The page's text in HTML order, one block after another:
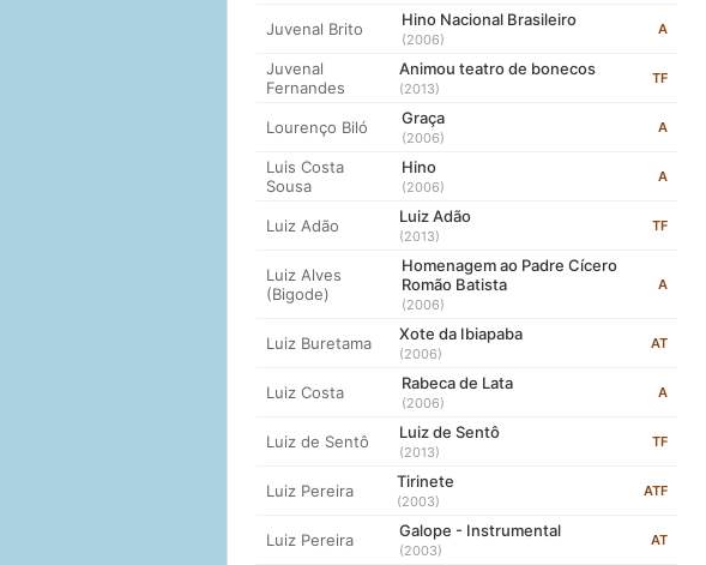
Juvenal Brito Hino Nacional Brasileiro
(2006)
A
Juvenal
Fernandes
Animou teatro de bonecos
(2013)
TF
Lourenço Biló Graça
(2006)
A
Luis Costa
Sousa
Hino
(2006)
A
Luiz Adão Luiz Adão
(2013)
TF
Luiz Alves
(Bigode)
Homenagem ao Padre Cícero
Romão Batista
(2006)
A
Luiz Buretama Xote da Ibiapaba
(2006)
AT
Luiz Costa Rabeca de Lata
(2006)
A
Luiz de Sentô Luiz de Sentô
(2013)
TF
Luiz Pereira Tirinete
(2003)
ATF
Luiz Pereira Galope - Instrumental
(2003)
AT